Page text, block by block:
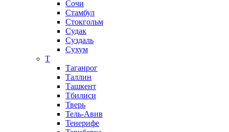
Сочи
Стамбул
Стокгольм
Судак
Суздаль
Сухум
Т
Таганрог
Таллин
Ташкент
Тбилиси
Тверь
Тель-Авив
Тенерифе